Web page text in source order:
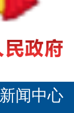
新闻中心